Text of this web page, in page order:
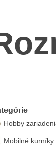
Hobby
Mobilné kurníky